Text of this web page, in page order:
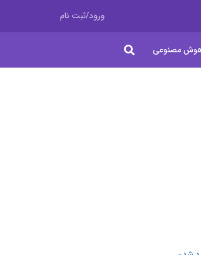
ورود/ثبت نام
مصنوعی